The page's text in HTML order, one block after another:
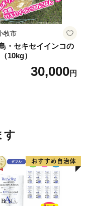
牧市
・セキセイインコの
10kg）
30,000円
す